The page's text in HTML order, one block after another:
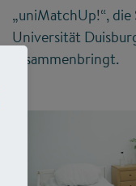
„uniMatchUp!“,
Universität
zusammenbringt.